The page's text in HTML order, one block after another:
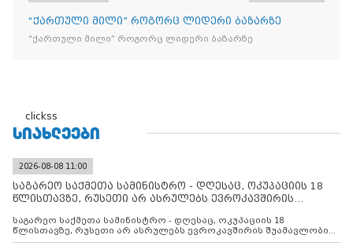
“ქართული მილი” როგორც ლიდერი ბაზარზე
“ქართული მილი” როგორც ლიდერი ბაზარზე
clickss
ᲡᲘᲐᲮᲚᲔᲔᲑᲘ
2026-08-08 11:00
საგარეო საქმეთა სამინისტრო - დღესაც, ოკუპაციის 18
წლისთავზე, რუსეთი არ ასრულებს ევროკავშირის
საგარეო საქმეთა სამინისტრო - დღესაც, ოკუპაციის 18
წლისთავზე, რუსეთი არ ასრულებს ევროკავშირის შუამავლობით
დადებულ 2008 წლის 12 აგვისტოს ცეცხლის შეწყვეტის